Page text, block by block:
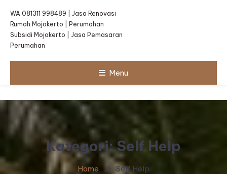
WA 081311 998489 | Jasa Renovasi
Rumah Mojokerto | Perumahan
Subsidi Mojokerto | Jasa Pemasaran
Perumahan
Menu
Kategori:Self Help
Home Self Help